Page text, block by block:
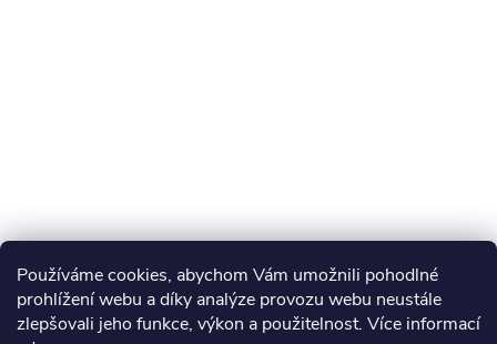
Používáme cookies, abychom Vám umožnili pohodlné
prohlížení webu a díky analýze provozu webu neustále
zlepšovali jeho funkce, výkon a použitelnost. Více informací